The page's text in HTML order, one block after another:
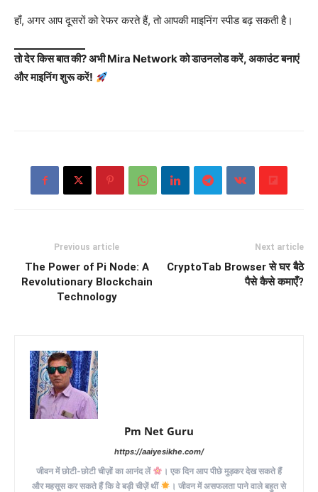
हाँ, अगर आप दूसरों को रेफर करते हैं, तो आपकी माइनिंग स्पीड बढ़ सकती है।
तो देर किस बात की? अभी Mira Network को डाउनलोड करें, अकाउंट बनाएं
और माइनिंग शुरू करें!
Previous article
The Power of Pi Node: A
Revolutionary Blockchain
Technology
Next article
CryptoTab Browser से घर बैठे
पैसे कैसे कमाएँ?
Pm Net Guru
https://aaiyesikhe.com/
जीवन में छोटी-छोटी चीज़ों का आनंद लें
। एक दिन आप पीछे मुड़कर देख सकते हैं
और महसूस कर सकते हैं कि वे बड़ी चीज़ें थीं
। जीवन में असफलता पाने वाले बहुत से